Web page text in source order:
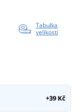
Tabulka
velikostí
+39 Kč